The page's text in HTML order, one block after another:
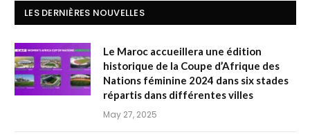
LES DERNIÈRES NOUVELLES
Le Maroc accueillera une édition
historique de la Coupe d’Afrique des
Nations féminine 2024 dans six stades
répartis dans différentes villes
May 27, 2025